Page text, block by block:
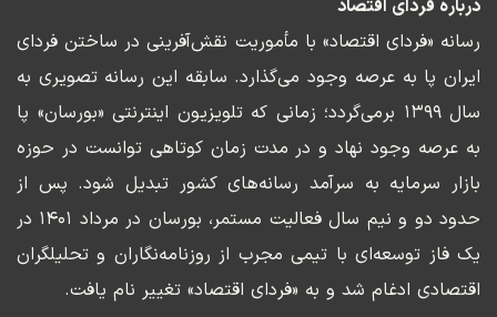
درباره فردای اقتصاد
رسانه «فردای اقتصاد» با مأموریت نقش‌آفرینی در ساختن فردای
ایران پا به عرصه وجود می‌گذارد. سابقه این رسانه تصویری به
سال ۱۳۹۹ برمی‌گردد؛ زمانی که تلویزیون اینترنتی «بورسان» پا
به عرصه وجود نهاد و در مدت زمان کوتاهی توانست در حوزه
بازار سرمایه به سرآمد رسانه‌های کشور تبدیل شود. پس از
حدود دو و نیم سال فعالیت مستمر، بورسان در مرداد ۱۴۰۱ در
یک فاز توسعه‌ای با تیمی مجرب از روزنامه‌نگاران و تحلیلگران
اقتصادی ادغام شد و به «فردای اقتصاد» تغییر نام یافت.